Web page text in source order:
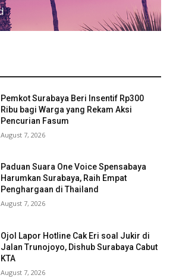
Pemkot Surabaya Beri Insentif Rp300
Ribu bagi Warga yang Rekam Aksi
Pencurian Fasum
August 7, 2026
Paduan Suara One Voice Spensabaya
Harumkan Surabaya, Raih Empat
Penghargaan di Thailand
August 7, 2026
Ojol Lapor Hotline Cak Eri soal Jukir di
Jalan Trunojoyo, Dishub Surabaya Cabut
KTA
August 7, 2026